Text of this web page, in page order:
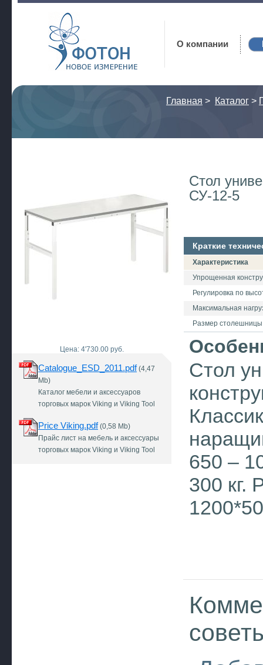
Фотон
О компании
Главная > Каталог >
Цена: 4'730.00 руб.
Catalogue_ESD_2011.pdf(4,47
Mb)
Каталог мебели и аксессуаров
торговых марок Viking и Viking Tool
Price Viking.pdf(0,58 Mb)
Прайс лист на мебель и аксессуары
торговых марок Viking и Viking Tool
Стол
СУ-12-5
Краткие
Характеристика
Упрощенная
Регулировка по
Максимальная
Размер
Стол
650 –
300 кг.